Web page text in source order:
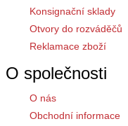
Konsignační sklady
Otvory do rozváděčů
Reklamace zboží
O společnosti
O nás
Obchodní informace